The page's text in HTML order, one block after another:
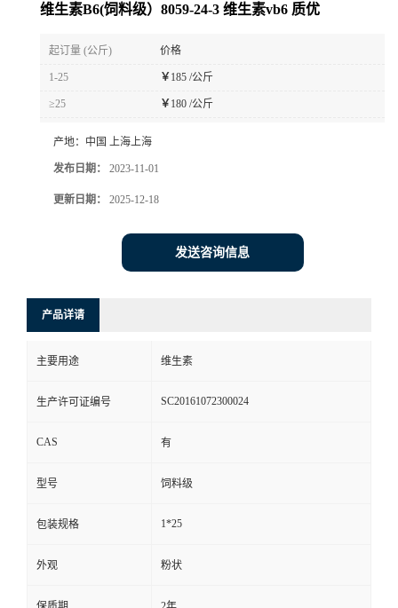
维生素B6(饲料级）8059-24-3 维生素vb6 质优
起订量 (公斤) 价格
1-25 ￥185 /公斤
≥25 ￥180 /公斤
产地： 中国 上海上海
发布日期： 2023-11-01
更新日期： 2025-12-18
发送咨询信息
产品详请
主要用途 维生素
生产许可证编号 SC20161072300024
CAS 有
型号 饲料级
包装规格 1*25
外观 粉状